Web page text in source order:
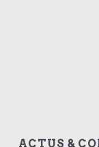
ACTUS &